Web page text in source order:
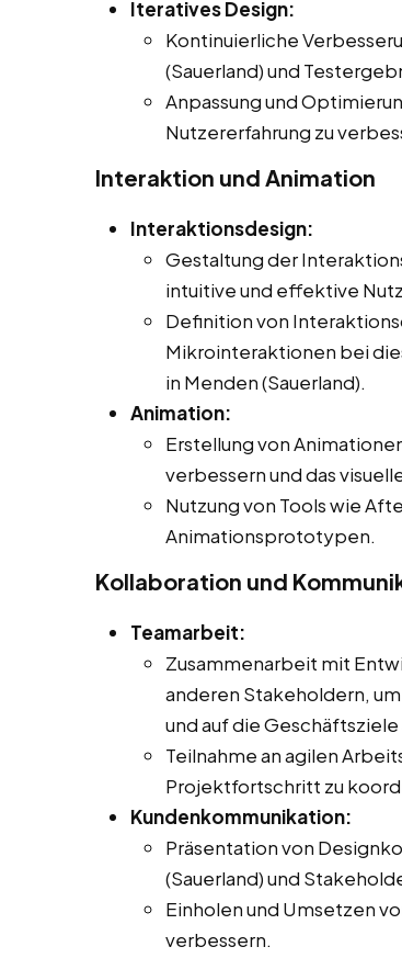
Iteratives Design:
Kontinuierliche
(Sauerland) und
Anpassung und
Nutzererfahrung zu
Interaktion und Animation
Interaktionsdesign:
Gestaltung der
intuitive und effektive
Definition von
Mikrointeraktionen bei
in Menden (Sauerland).
Animation:
Erstellung von
verbessern und das
Nutzung von Tools wie
Animationsprototypen.
Kollaboration und
Teamarbeit:
Zusammenarbeit mit
anderen Stakeholdern,
und auf die
Teilnahme an agilen
Projektfortschritt zu
Kundenkommunikation:
Präsentation von
(Sauerland) und
Einholen und Umsetzen
verbessern.